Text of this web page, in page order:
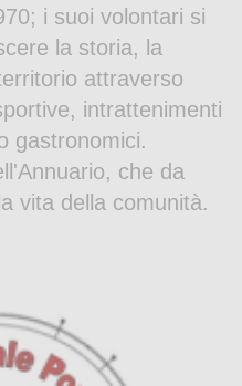
i suoi volontari si
la storia, la
attraverso
intrattenimenti
gastronomici.
che da
vita della comunità.